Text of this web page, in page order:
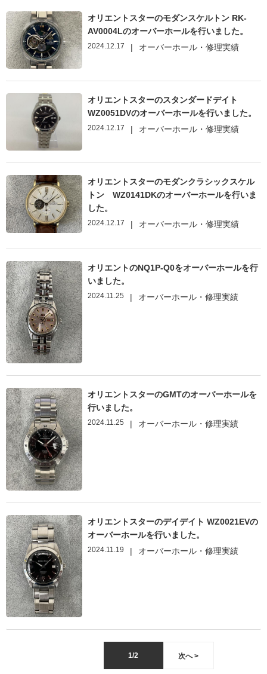
オリエントスターのモダンスケルトン RK-
AV0004Lのオーバーホールを行いました。
2024.12.17 | オーバーホール・修理実績
オリエントスターのスタンダードデイト
WZ0051DVのオーバーホールを行いました。
2024.12.17 | オーバーホール・修理実績
オリエントスターのモダンクラシックスケル
トン WZ0141DKのオーバーホールを行いま
した。
2024.12.17 | オーバーホール・修理実績
オリエントのNQ1P-Q0をオーバーホールを行
いました。
2024.11.25 | オーバーホール・修理実績
オリエントスターのGMTのオーバーホールを
行いました。
2024.11.25 | オーバーホール・修理実績
オリエントスターのデイデイト WZ0021EVの
オーバーホールを行いました。
2024.11.19 | オーバーホール・修理実績
1/2 次へ >